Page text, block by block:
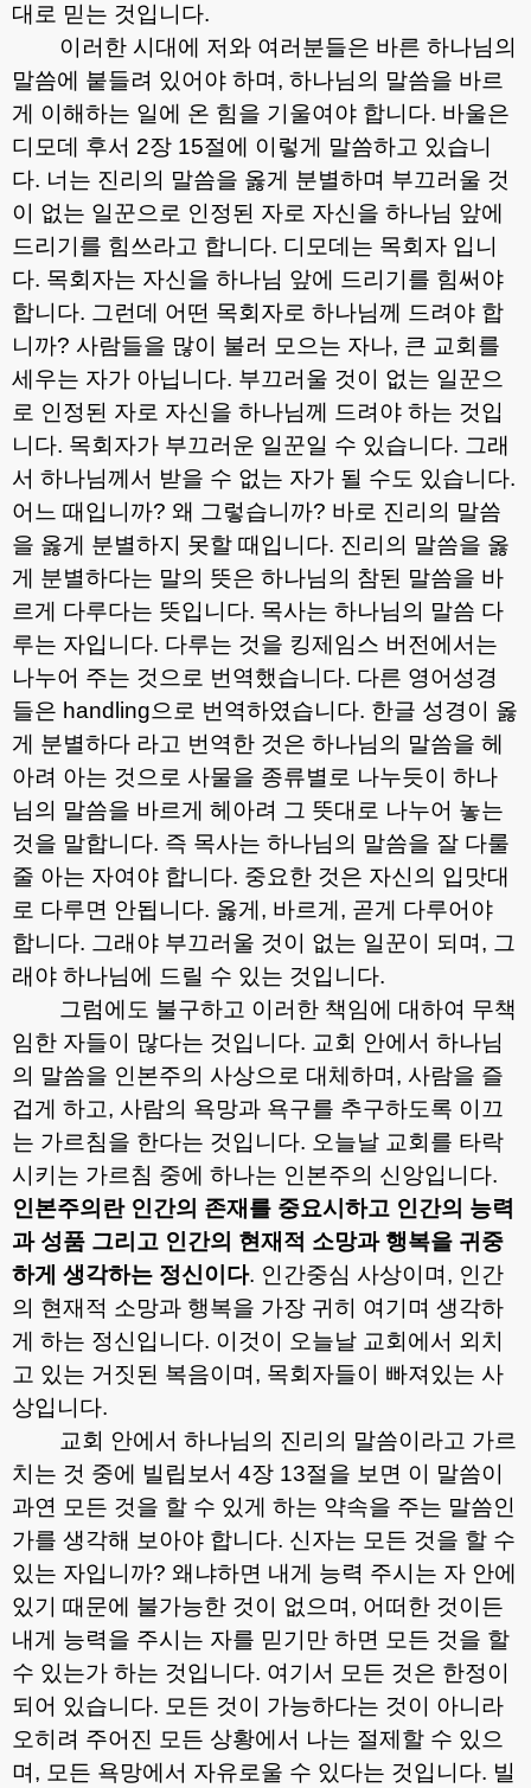
대로 믿는 것입니다.
이러한 시대에 저와 여러분들은 바른 하나님의
말씀에 붙들려 있어야 하며 , 하나님의 말씀을 바르
게 이해하는 일에 온 힘을 기울여야 합니다. 바울은
디모데 후서 2장 15절에 이렇게 말씀하고 있습니
다. 너는 진리의 말씀을 옳게 분별하며 부끄러울 것
이 없는 일꾼으로 인정된 자로 자신을 하나님 앞에
드리기를 힘쓰라고 합니다. 디모데는 목회자 입니
다. 목회자는 자신을 하나님 앞에 드리기를 힘써야
합니다. 그런데 어떤 목회자로 하나님께 드려야 합
니까? 사람들을 많이 불러 모으는 자나, 큰 교회를
세우는 자가 아닙니다. 부끄러울 것이 없는 일꾼으
로 인정된 자로 자신을 하나님께 드려야 하는 것입
니다. 목회자가 부끄러운 일꾼일 수 있습니다. 그래
서 하나님께서 받을 수 없는 자가 될 수도 있습니다.
어느 때입니까? 왜 그렇습니까? 바로 진리의 말씀
을 옳게 분별하지 못할 때입니다. 진리의 말씀을 옳
게 분별하다는 말의 뜻은 하나님의 참된 말씀을 바
르게 다루다는 뜻입니다. 목사는 하나님의 말씀 다
루는 자입니다. 다루는 것을 킹제임스 버전에서는
나누어 주는 것으로 번역했습니다. 다른 영어성경
들은 handling으로 번역하였습니다. 한글 성경이 옳
게 분별하다 라고 번역한 것은 하나님의 말씀을 헤
아려 아는 것으로 사물을 종류별로 나누듯이 하나
님의 말씀을 바르게 헤아려 그 뜻대로 나누어 놓는
것을 말합니다. 즉 목사는 하나님의 말씀을 잘 다룰
줄 아는 자여야 합니다. 중요한 것은 자신의 입맛대
로 다루면 안됩니다. 옳게 , 바르게 , 곧게 다루어야
합니다. 그래야 부끄러울 것이 없는 일꾼이 되며 , 그
래야 하나님에 드릴 수 있는 것입니다.
그럼에도 불구하고 이러한 책임에 대하여 무책
임한 자들이 많다는 것입니다. 교회 안에서 하나님
의 말씀을 인본주의 사상으로 대체하며 , 사람을 즐
겁게 하고, 사람의 욕망과 욕구를 추구하도록 이끄
는 가르침을 한다는 것입니다. 오늘날 교회를 타락
시키는 가르침 중에 하나는 인본주의 신앙입니다.
인본주의란 인간의 존재를 중요시하고 인간의 능력
과 성품 그리고 인간의 현재적 소망과 행복을 귀중
하게 생각하는 정신이다. 인간중심 사상이며 , 인간
의 현재적 소망과 행복을 가장 귀히 여기며 생각하
게 하는 정신입니다. 이것이 오늘날 교회에서 외치
고 있는 거짓된 복음이며 , 목회자들이 빠져있는 사
상입니다.
교회 안에서 하나님의 진리의 말씀이라고 가르
치는 것 중에 빌립보서 4장 13절을 보면 이 말씀이
과연 모든 것을 할 수 있게 하는 약속을 주는 말씀인
가를 생각해 보아야 합니다. 신자는 모든 것을 할 수
있는 자입니까? 왜냐하면 내게 능력 주시는 자 안에
있기 때문에 불가능한 것이 없으며 , 어떠한 것이든
내게 능력을 주시는 자를 믿기만 하면 모든 것을 할
수 있는가 하는 것입니다. 여기서 모든 것은 한정이
되어 있습니다. 모든 것이 가능하다는 것이 아니라
오히려 주어진 모든 상황에서 나는 절제할 수 있으
며 , 모든 욕망에서 자유로울 수 있다는 것입니다. 빌